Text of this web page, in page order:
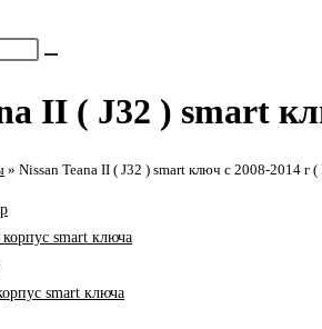
II ( J32 ) smart
» Nissan Teana II ( J32 ) smart ключ с 2008-2014 г (